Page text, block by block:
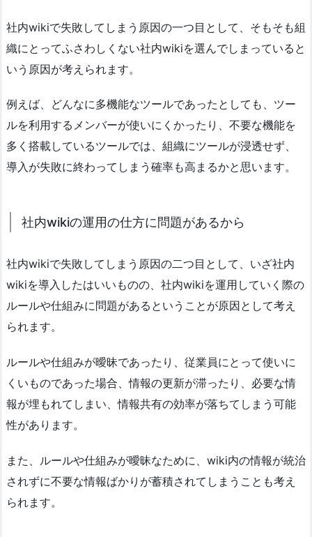
社内wikiで失敗してしまう原因の一つ目として、そもそも組
織にとってふさわしくない社内wikiを選んでしまっていると
いう原因が考えられます。
例えば、どんなに多機能なツールであったとしても、ツー
ルを利用するメンバーが使いにくかったり、不要な機能を
多く搭載しているツールでは、組織にツールが浸透せず、
導入が失敗に終わってしまう確率も高まるかと思います。
社内wikiの運用の仕方に問題があるから
社内wikiで失敗してしまう原因の二つ目として、いざ社内
wikiを導入したはいいものの、社内wikiを運用していく際の
ルールや仕組みに問題があるということが原因として考え
られます。
ルールや仕組みが曖昧であったり、従業員にとって使いに
くいものであった場合、情報の更新が滞ったり、必要な情
報が埋もれてしまい、情報共有の効率が落ちてしまう可能
性があります。
また、ルールや仕組みが曖昧なために、wiki内の情報が統治
されずに不要な情報ばかりが蓄積されてしまうことも考え
られます。